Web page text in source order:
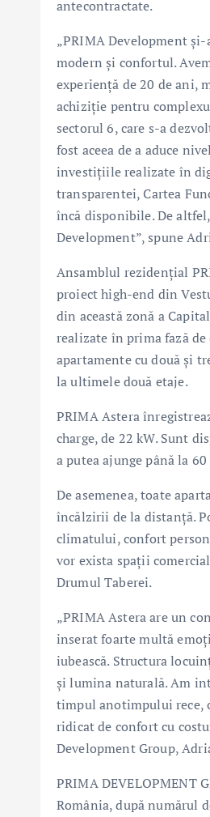
antecontractate.
„PRIMA Development
modern și confortul.
experiență de 20 de ani,
achiziție pentru
sectorul 6, care s-a
fost aceea de a aduce
investițiile realizate în
transparentei, Cartea
încă disponibile. De
Development”, spune
Ansamblul rezidențial
proiect high-end din
din această zonă a
realizate în prima fază
apartamente cu două și
la ultimele două etaje.
PRIMA Astera
charge, de 22 kW. Sunt
a putea ajunge până la
De asemenea, toate
încălzirii de la distanță.
climatului, confort
vor exista spații
Drumul Taberei.
„PRIMA Astera are un
inserat foarte multă
iubească. Structura
și lumina naturală. Am
timpul anotimpului rece,
ridicat de confort cu
Development Group,
PRIMA DEVELOPMENT
România, după numărul